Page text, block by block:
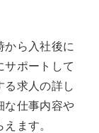
から入社後に
サポートして
る求人の詳し
な仕事内容や
ます。